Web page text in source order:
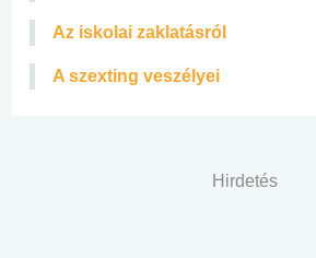
Az iskolai zaklatásról
A szexting veszélyei
Hirdetés